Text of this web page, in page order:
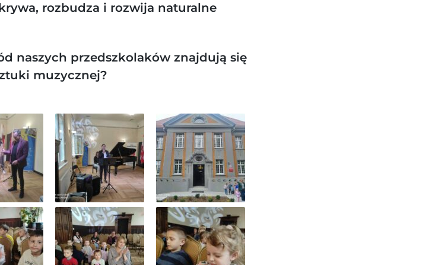
rozbudza i rozwija naturalne
naszych przedszkolaków znajdują się
muzycznej?